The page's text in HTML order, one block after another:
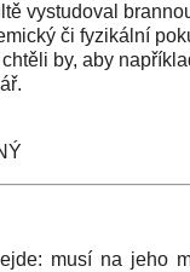
vystudoval
či fyzikální
by, aby
musí na jeho